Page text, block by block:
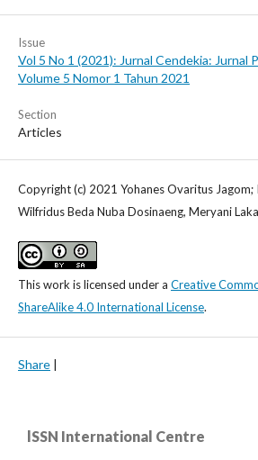
Issue
Vol 5 No 1 (2021): Jurnal Cendekia: Jurnal
Volume 5 Nomor 1 Tahun 2021
Section
Articles
Copyright (c) 2021 Yohanes Ovaritus Jagom;
Wilfridus Beda Nuba Dosinaeng, Meryani
This work is licensed under a Creative
ShareAlike 4.0 International License.
Share |
lSSN International Centre